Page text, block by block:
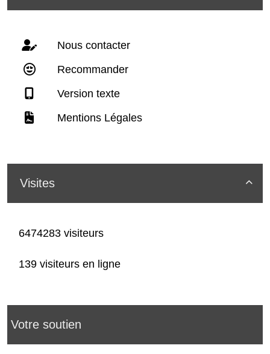
Nous contacter
Recommander
Version texte
Mentions Légales

Visites
6474283 visiteurs
139 visiteurs en ligne
Votre soutien